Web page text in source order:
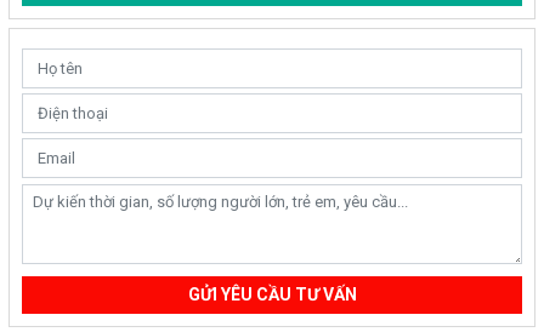
GỬI YÊU CẦU TƯ VẤN